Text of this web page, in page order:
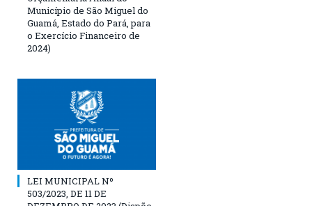
Município de São Miguel do
Guamá, Estado do Pará, para
o Exercício Financeiro de
2024)
LEI MUNICIPAL Nº
503/2023, DE 11 DE